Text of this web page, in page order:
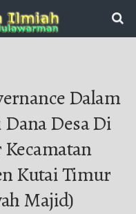
Dalam
Dana Desa Di
Kutai Timur
Majid)